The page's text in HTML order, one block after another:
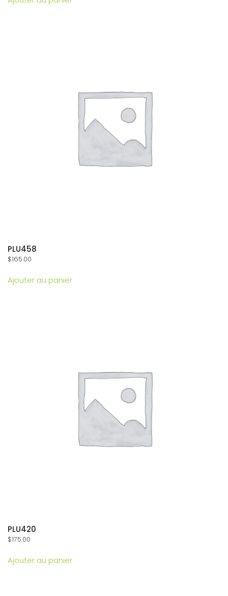
PLU458
$165.00
Ajouter au panier
PLU420
$175.00
Ajouter au panier